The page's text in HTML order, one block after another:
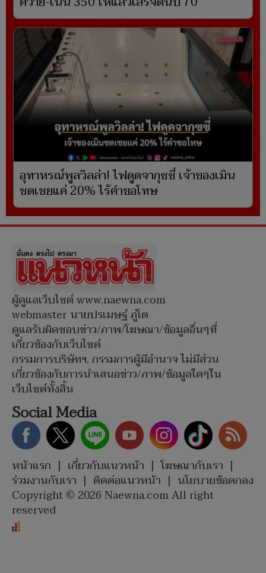
อุทาหรณ์พูลวิลล่า! ไฟดูดจากุซซี่ เจ้าของเมิน
ชดเชยแค่ 20% ไร้คำขอโทษ
ผู้ดูแลเว็บไซต์ www.naewna.com
webmaster นายปรเมษฐ์ ภู่โต
ดูแลรับผิดชอบข่าว/ภาพ/โฆษณา/ข้อมูลอื่นๆที่
เกี่ยวข้องกับเว็บไซต์
กรรมการบริษัทฯ, กรรมการผู้มีอำนาจ ไม่มีส่วน
เกี่ยวข้องกับการนำเสนอข่าว/ภาพ/ข้อมูลใดๆใน
เว็บไซต์ทั้งสิ้น
Social Media
หน้าแรก | เกี่ยวกับแนวหน้า | โฆษณากับเรา |
ร่วมงานกับเรา | ติดต่อแนวหน้า | นโยบายข้อตกลง
Copyright © 2026 Naewna.com All right
reserved